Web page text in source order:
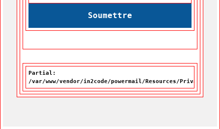
Soumettre
Partial:
/var/www/vendor/in2code/powermail/Resources/Private/